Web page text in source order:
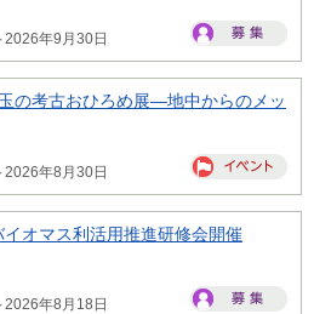
年9月30日
の考古おひろめ展―地中からのメッ
年8月30日
オマス利活用推進研修会開催
年8月18日